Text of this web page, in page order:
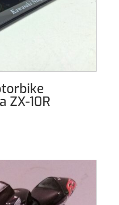
ZX-10R